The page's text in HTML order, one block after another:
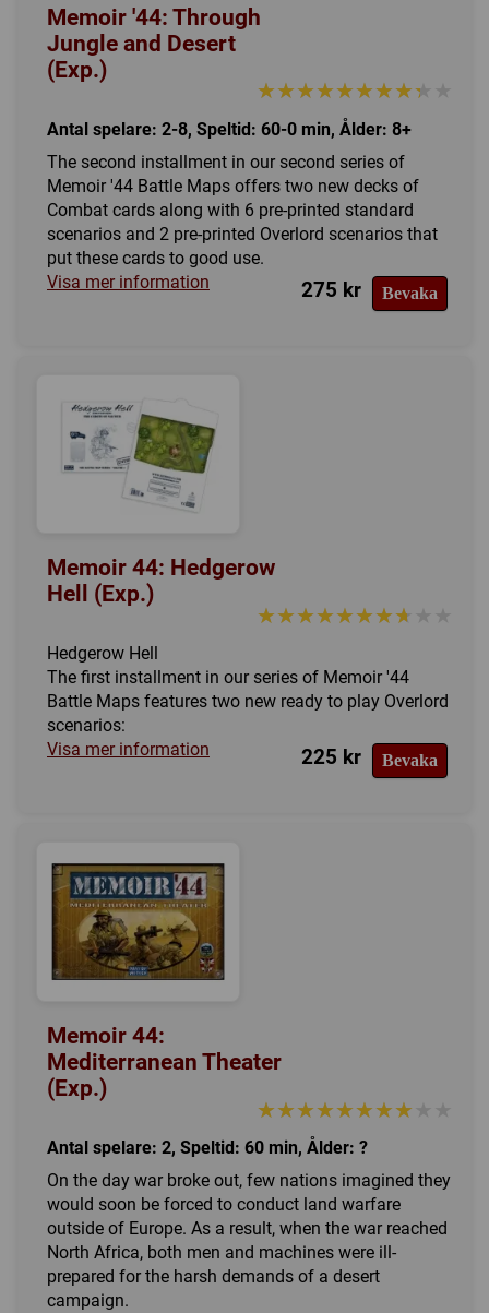
Memoir '44: Through
Jungle and Desert
(Exp.)
★★★★★★★★★★
★★★★★★★★★★
Antal spelare: 2-8, Speltid: 60-0 min, Ålder: 8+
The second installment in our second series of
Memoir '44 Battle Maps offers two new decks of
Combat cards along with 6 pre-printed standard
scenarios and 2 pre-printed Overlord scenarios that
put these cards to good use.
Visa mer information
Bevaka
275 kr
Memoir 44: Hedgerow
Hell (Exp.)
★★★★★★★★★★
★★★★★★★★★★
Hedgerow Hell
The first installment in our series of Memoir '44
Battle Maps features two new ready to play Overlord
scenarios:
Visa mer information
Bevaka
225 kr
Memoir 44:
Mediterranean Theater
(Exp.)
★★★★★★★★★★
★★★★★★★★★★
Antal spelare: 2, Speltid: 60 min, Ålder: ?
On the day war broke out, few nations imagined they
would soon be forced to conduct land warfare
outside of Europe. As a result, when the war reached
North Africa, both men and machines were ill-
prepared for the harsh demands of a desert
campaign.